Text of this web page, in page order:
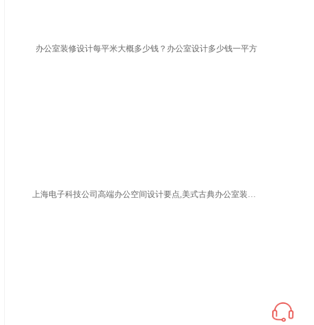
办公室装修设计每平米大概多少钱？办公室设计多少钱一平方